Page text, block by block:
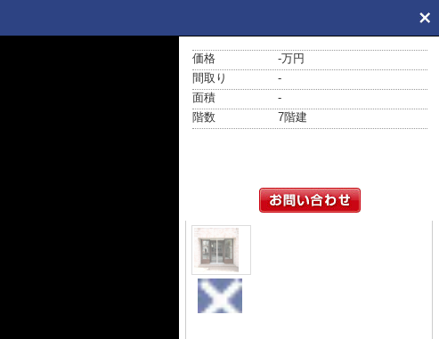
価格
-万円
間取り
-
面積
-
階数
7階建
外観